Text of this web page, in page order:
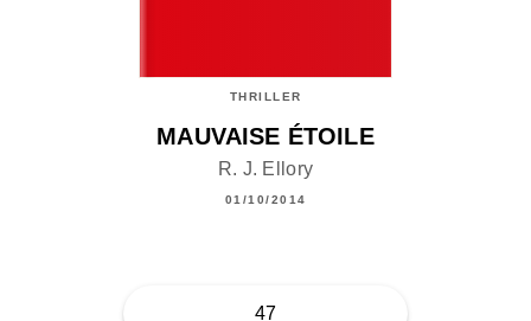
THRILLER
MAUVAISE ÉTOILE
R. J. Ellory
01/10/2014
47